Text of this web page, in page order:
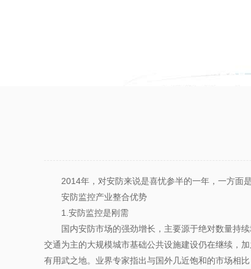
2014年，对安防来说是喜忧参半的一年，一方面
安防监控产业整合优势
1.安防监控是刚需
国内安防市场的强劲增长，主要源于绝对数量持续
交通为主的大规模城市基础公共设施建设仍在继续，
有用武之地。业界专家指出与国外几近饱和的市场相